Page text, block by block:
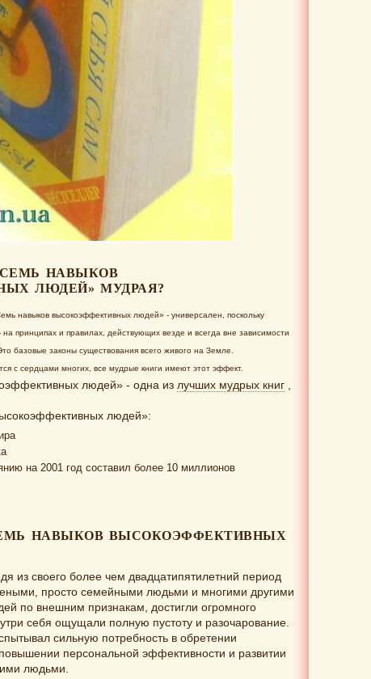
НАВЫКОВ
ЛЮДЕЙ» МУДРАЯ?
навыков высокоэффективных людей» - универсален, поскольку
принципах и правилах, действующих везде и всегда вне зависимости
базовые законы существования всего живого на Земле.
с сердцами многих, все мудрые книги имеют этот эффект.
людей» - одна из лучших мудрых книг ,
людей»:
на 2001 год составил более 10 миллионов
НАВЫКОВ ВЫСОКОЭФФЕКТИВНЫХ
из своего более чем двадцатипятилетний период
просто семейными людьми и многими другими
по внешним признакам, достигли огромного
себя ощущали полную пустоту и разочарование.
сильную потребность в обретении
персональной эффективности и развитии
людьми.